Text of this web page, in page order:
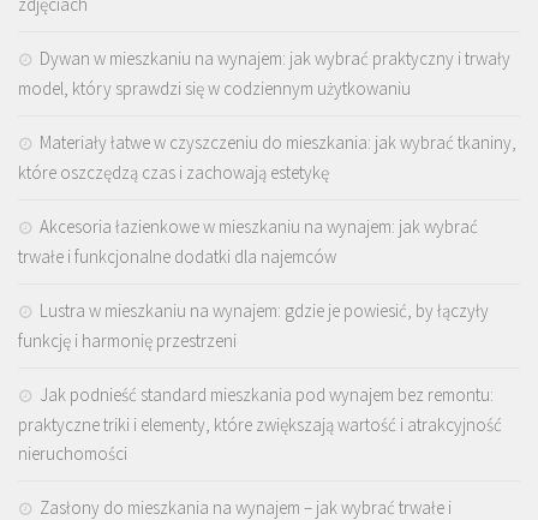
Dywan w mieszkaniu na wynajem: jak wybrać praktyczny i trwały
model, który sprawdzi się w codziennym użytkowaniu
Materiały łatwe w czyszczeniu do mieszkania: jak wybrać tkaniny,
które oszczędzą czas i zachowają estetykę
Akcesoria łazienkowe w mieszkaniu na wynajem: jak wybrać
trwałe i funkcjonalne dodatki dla najemców
Lustra w mieszkaniu na wynajem: gdzie je powiesić, by łączyły
funkcję i harmonię przestrzeni
Jak podnieść standard mieszkania pod wynajem bez remontu:
praktyczne triki i elementy, które zwiększają wartość i atrakcyjność
nieruchomości
Zasłony do mieszkania na wynajem – jak wybrać trwałe i